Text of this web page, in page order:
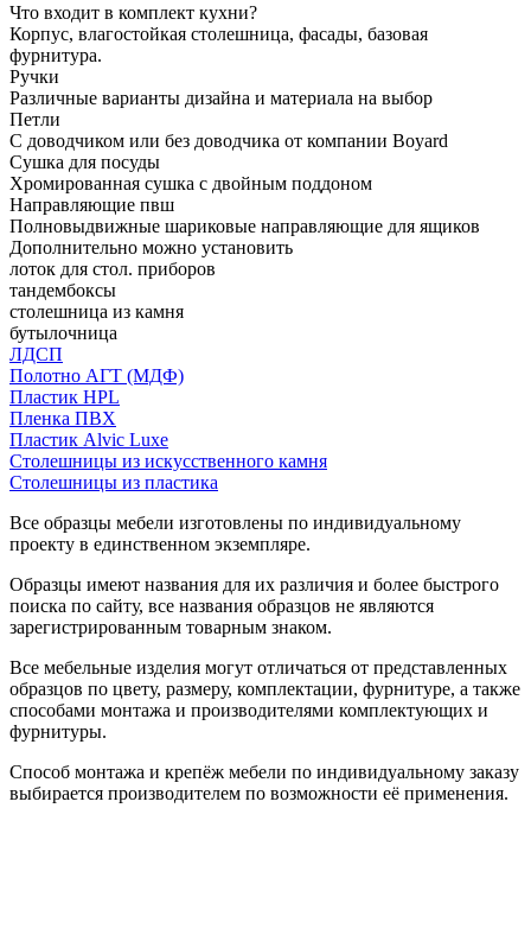
Что входит в комплект кухни?
Корпус, влагостойкая столешница, фасады, базовая
фурнитура.
Ручки
Различные варианты дизайна и материала на выбор
Петли
С доводчиком или без доводчика от компании Boyard
Сушка для посуды
Хромированная сушка с двойным поддоном
Направляющие пвш
Полновыдвижные шариковые направляющие для ящиков
Дополнительно можно установить
лоток для стол. приборов
тандембоксы
столешница из камня
бутылочница
ЛДСП
Полотно АГТ (МДФ)
Пластик HPL
Пленка ПВХ
Пластик Alvic Luxe
Столешницы из искусственного камня
Столешницы из пластика
Все образцы мебели изготовлены по индивидуальному
проекту в единственном экземпляре.
Образцы имеют названия для их различия и более быстрого
поиска по сайту, все названия образцов не являются
зарегистрированным товарным знаком.
Все мебельные изделия могут отличаться от представленных
образцов по цвету, размеру, комплектации, фурнитуре, а также
способами монтажа и производителями комплектующих и
фурнитуры.
Способ монтажа и крепёж мебели по индивидуальному заказу
выбирается производителем по возможности её применения.